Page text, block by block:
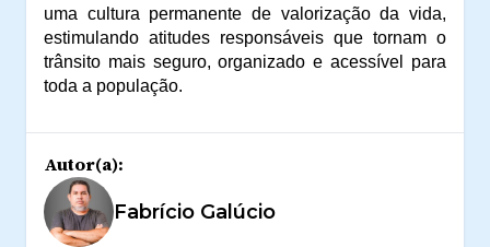
uma cultura permanente de valorização da vida,
estimulando atitudes responsáveis que tornam o
trânsito mais seguro, organizado e acessível para
toda a população.
Autor(a):
Fabrício Galúcio